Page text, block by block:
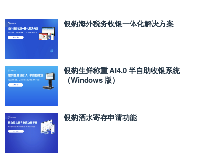
银豹海外税务收银一体化解决方案
银豹生鲜称重 AI4.0 半自助收银系统
（Windows 版）
银豹酒水寄存申请功能